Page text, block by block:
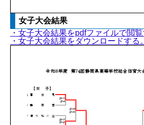
女子大会結果
・女子大会結果をpdfファイルで閲覧
・女子大会結果をダウンロードする。